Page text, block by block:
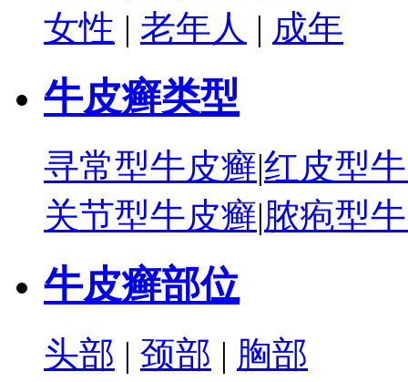
女性 | 老年人 | 成年
牛皮癣类型
寻常型牛皮癣|红皮型
关节型牛皮癣|脓疱型
牛皮癣部位
头部 | 颈部 | 胸部